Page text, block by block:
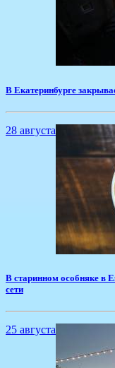
​В Екатеринбурге
28 августа
В старинном особняке в
сети
25 августа